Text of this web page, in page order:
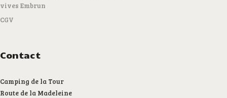
vives Embrun
CGV
Contact
Camping de la Tour
Route de la Madeleine